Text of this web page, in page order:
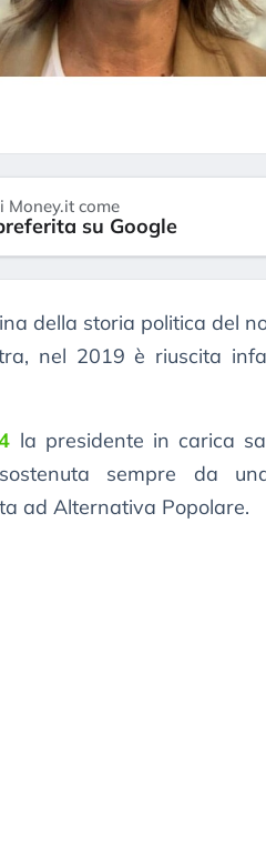
Money.it come
su Google
della storia politica del
nel 2019 è riuscita
la presidente in carica
sempre da
ad Alternativa Popolare.
il
«La mia vita è
in preda al panico
Kospi, mentre gli
30 luglio 2026